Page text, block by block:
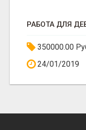
РАБОТА ДЛЯ
350000.00
24/01/2019